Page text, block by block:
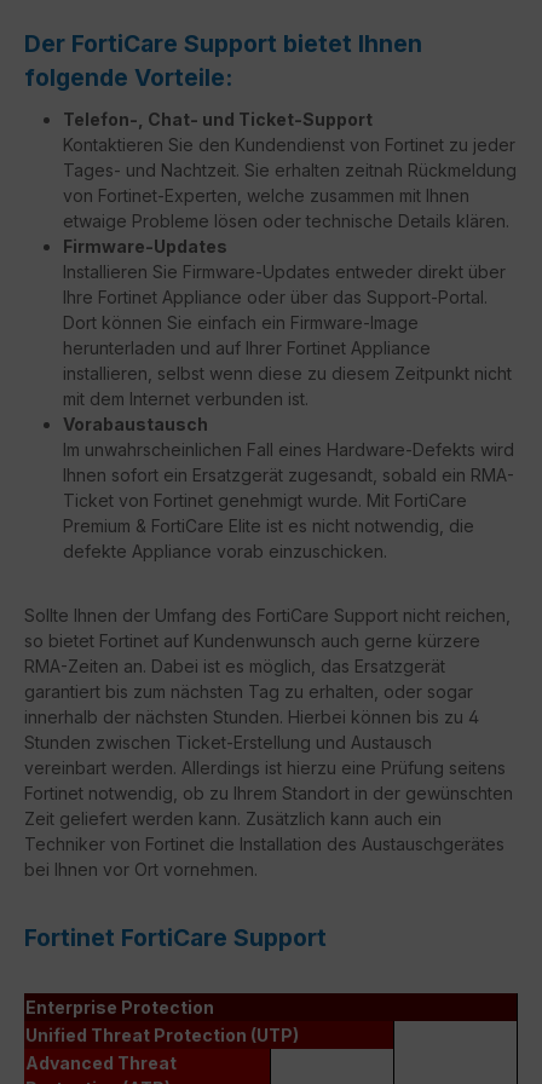
Der FortiCare Support bietet Ihnen
folgende Vorteile:
Telefon-, Chat- und Ticket-Support
Kontaktieren Sie den Kundendienst von Fortinet zu jeder
Tages- und Nachtzeit. Sie erhalten zeitnah Rückmeldung
von Fortinet-Experten, welche zusammen mit Ihnen
etwaige Probleme lösen oder technische Details klären.
Firmware-Updates
Installieren Sie Firmware-Updates entweder direkt über
Ihre Fortinet Appliance oder über das Support-Portal.
Dort können Sie einfach ein Firmware-Image
herunterladen und auf Ihrer Fortinet Appliance
installieren, selbst wenn diese zu diesem Zeitpunkt nicht
mit dem Internet verbunden ist.
Vorabaustausch
Im unwahrscheinlichen Fall eines Hardware-Defekts wird
Ihnen sofort ein Ersatzgerät zugesandt, sobald ein RMA-
Ticket von Fortinet genehmigt wurde. Mit FortiCare
Premium & FortiCare Elite ist es nicht notwendig, die
defekte Appliance vorab einzuschicken.
Sollte Ihnen der Umfang des FortiCare Support nicht reichen,
so bietet Fortinet auf Kundenwunsch auch gerne kürzere
RMA-Zeiten an. Dabei ist es möglich, das Ersatzgerät
garantiert bis zum nächsten Tag zu erhalten, oder sogar
innerhalb der nächsten Stunden. Hierbei können bis zu 4
Stunden zwischen Ticket-Erstellung und Austausch
vereinbart werden. Allerdings ist hierzu eine Prüfung seitens
Fortinet notwendig, ob zu Ihrem Standort in der gewünschten
Zeit geliefert werden kann. Zusätzlich kann auch ein
Techniker von Fortinet die Installation des Austauschgerätes
bei Ihnen vor Ort vornehmen.
Fortinet FortiCare Support
Enterprise Protection
Unified Threat Protection (UTP)
Advanced Threat